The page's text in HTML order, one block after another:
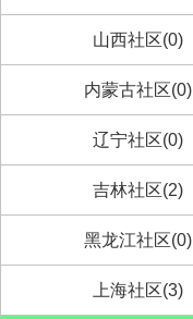
山西社区(0)
内蒙古社区(0)
辽宁社区(0)
吉林社区(2)
黑龙江社区(0)
上海社区(3)